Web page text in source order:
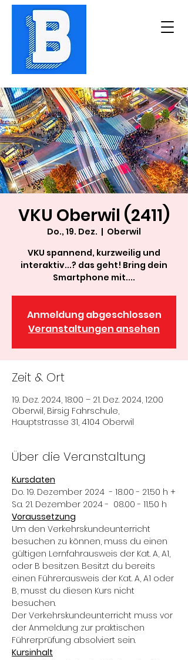
VKU Oberwil (2411)
Do., 19. Dez.
  |
Oberwil
VKU spannend, kurzweilig und
interaktiv...? das geht! Bring dein
Smartphone mit....
Anmeldung abgeschlossen
Veranstaltungen ansehen
Zeit & Ort
19. Dez. 2024, 18:00 – 21. Dez. 2024, 12:00
Oberwil, Birsig Fahrschule,
Hauptstrasse 31, 4104 Oberwil
Über die Veranstaltung
Kursdaten
Do. 19. Dezember 2024  - 18.00 - 21.50 h +
Sa. 21. Dezember 2024 -  08.00 - 11.50 h
Voraussetzung
Um den Verkehrskundeunterricht
besuchen zu können, muss du einen
gültigen Lernfahrausweis der Kat. A, A1,
oder B besitzen. Besitzt du bereits
einen Führerausweis der Kat. A, A1 oder
B, musst du diesen Kurs nicht
besuchen.
Der Verkehrskundeunterricht muss vor
der Anmeldung zur praktischen
Führerprüfung absolviert sein.
Kursinhalt